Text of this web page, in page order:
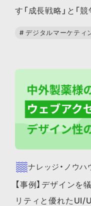
す「成長戦略」と「
# デジタルマーケティ
ナレッジ・ノウハ
【事例】デザイン
リティと優れたUI/